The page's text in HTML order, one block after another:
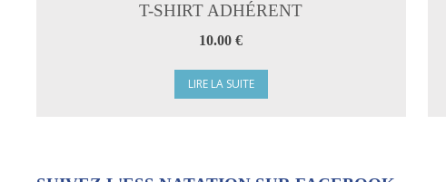
T-SHIRT ADHÉRENT
10.00 €
LIRE LA SUITE